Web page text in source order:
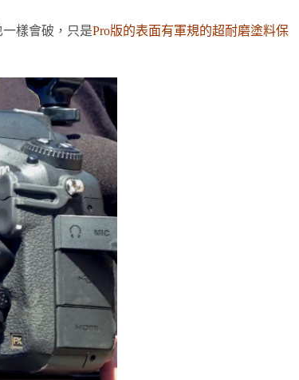
樣會破，只是Pro版的表面有軍規的超耐磨塗料保